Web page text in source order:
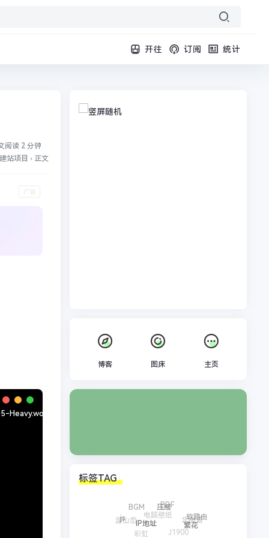
开往 订阅 统计
阅读 2 分钟
建站项目 › 正文
博客 图床 主页
标签TAG
北海道
软路由
彩虹
电脑壁纸
PDF
压缩
IP地址
游山恋
BGM
js